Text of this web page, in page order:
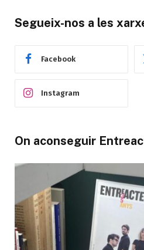
Segueix-nos a les
Facebook
Instagram
On aconseguir